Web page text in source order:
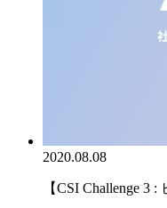
2020.08.08
【CSI Challenge 3